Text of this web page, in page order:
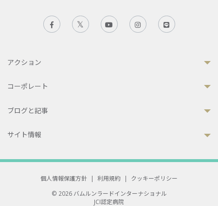
アクション
コーポレート
ブログと記事
サイト情報
個人情報保護方針 | 利用規約 |
クッキーポリシー
© 2026 バムルンラードインターナショナル
JCI認定病院